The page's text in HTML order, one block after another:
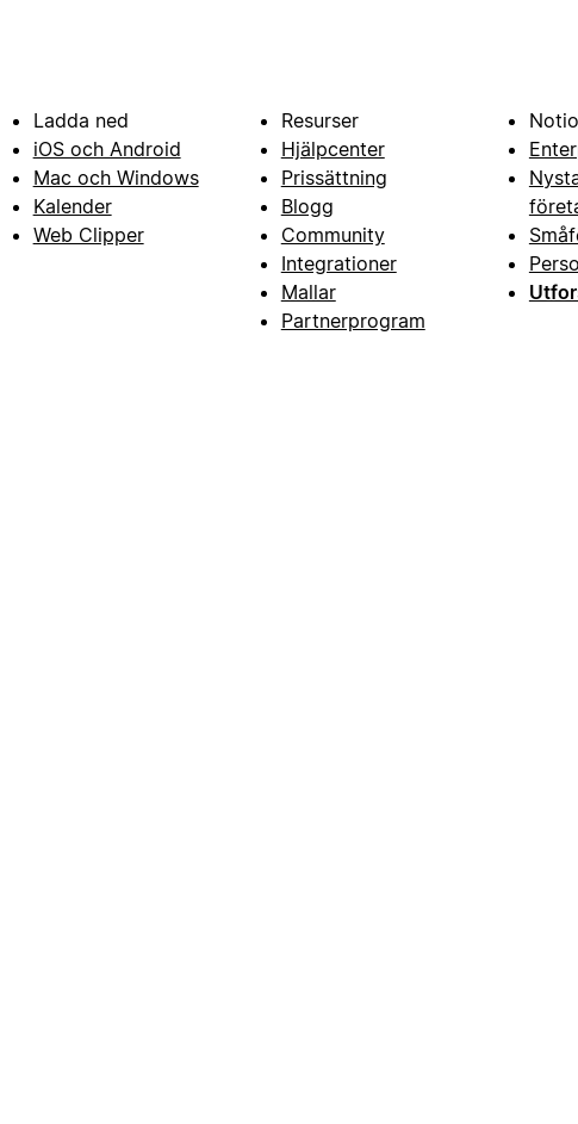
Ladda ned
iOS och Android
Mac och Windows
Kalender
Web Clipper
Resurser
Hjälpcenter
Prissättning
Blogg
Community
Integrationer
Mallar
Partnerprogram